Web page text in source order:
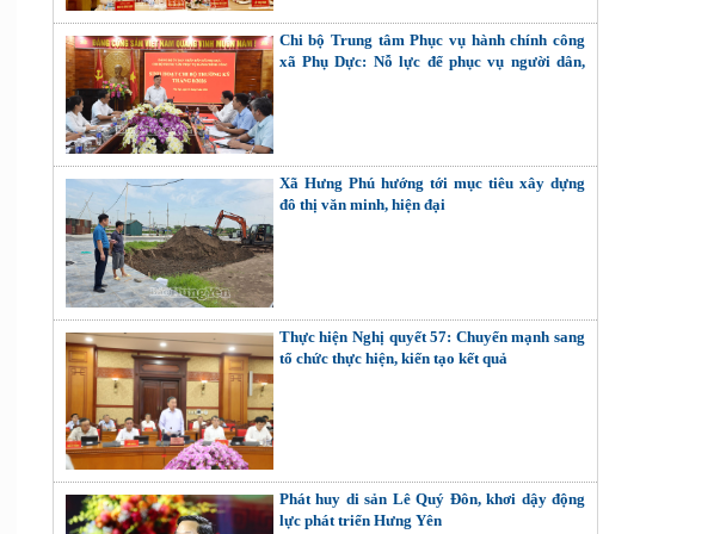
Chi bộ Trung tâm Phục vụ hành chính công
xã Phụ Dực: Nỗ lực để phục vụ người dân,
Xã Hưng Phú hướng tới mục tiêu xây dựng
đô thị văn minh, hiện đại
Thực hiện Nghị quyết 57: Chuyển mạnh sang
tổ chức thực hiện, kiến tạo kết quả
Phát huy di sản Lê Quý Đôn, khơi dậy động
lực phát triển Hưng Yên